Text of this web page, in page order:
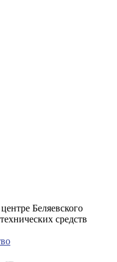
Беляевского
средств